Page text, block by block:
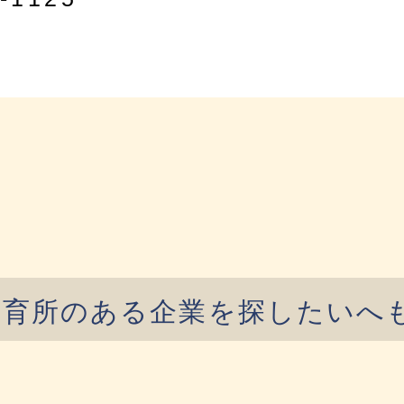
所のある企業を探したいへ